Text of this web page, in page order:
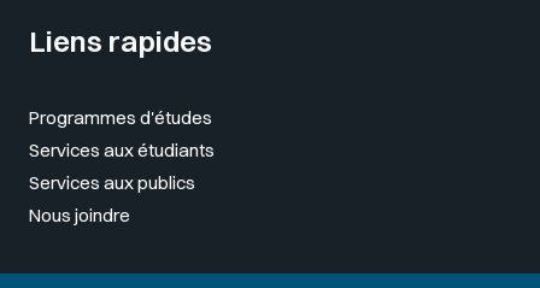
Liens rapides
Programmes d'études
Services aux étudiants
Services aux publics
Nous joindre